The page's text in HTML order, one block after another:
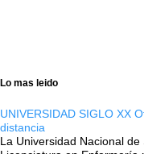
Lo mas leido
UNIVERSIDAD SIGLO XX
distancia
La Universidad Nacional